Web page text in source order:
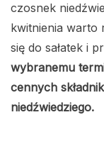
czosnek
kwitnienia warto
się do sałatek i
wybranemu
cennych
niedźwiedziego.